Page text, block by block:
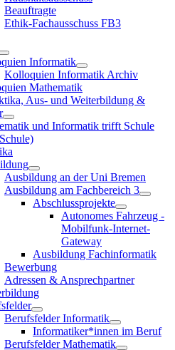
Beauftragte
Ethik-Fachausschuss FB3
Informatik
Kolloquien Informatik Archiv
Mathematik
Aus- und Weiterbildung &
und Informatik trifft Schule
Ausbildung an der Uni Bremen
Ausbildung am Fachbereich 3
Abschlussprojekte
Autonomes Fahrzeug -
Mobilfunk-Internet-
Gateway
Ausbildung Fachinformatik
Bewerbung
Adressen & Ansprechpartner
Berufsfelder Informatik
Informatiker*innen im Beruf
Berufsfelder Mathematik